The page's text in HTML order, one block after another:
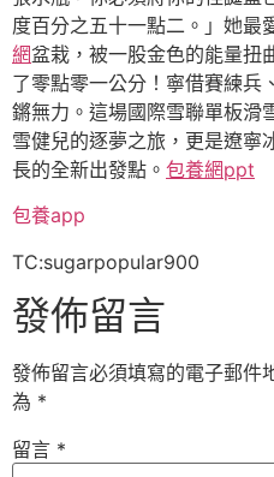
度百分之五十一點二。」她最
網盆栽，被一股金色的能量扭
了零點零一公分！寧借賽練兵
鏘無力。這場國際雪聯單板滑
雪健兒的逐夢之旅，更是遼寧
長的全新出發點。 包養網ppt
包養app
TC:sugarpopular900
發佈留言
發佈留言必須填寫的電子郵件
為 *
留言 *